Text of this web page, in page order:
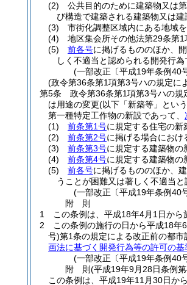
(2)
公共目的のために建築物又は
び構造で建築される建築物又は
(3)
市街化調整区域内にある地域
(4)
地区集会所その他法第29条第
(5)
前各号に掲げるもののほか、
しく不適当と認められる開発行
(一部改正〔平成19年条例40
(政令第36条第1項第3号ハの規定に
第5条
政令第36条第1項第3号ハの規
は用途の変更(以下「新築等」とい
第一種特定工作物の新設であって、
(1)
前条第1号に規定する住宅の新
(2)
前条第2号に掲げる場合におけ
(3)
前条第3号に規定する建築物の
(4)
前条第4号に規定する建築物の
(5)
前各号に掲げるもののほか、
うことが困難又は著しく不適当
(一部改正〔平成19年条例40
附 則
1
この条例は、平成18年4月1日から
2
この条例の施行の日から平成18
号)第1条の規定による改正前の都市
画法に基づく開発行為等の許可の基
(一部改正〔平成19年条例40
附 則(平成19年9月28日条例
この条例は、平成19年11月30日から